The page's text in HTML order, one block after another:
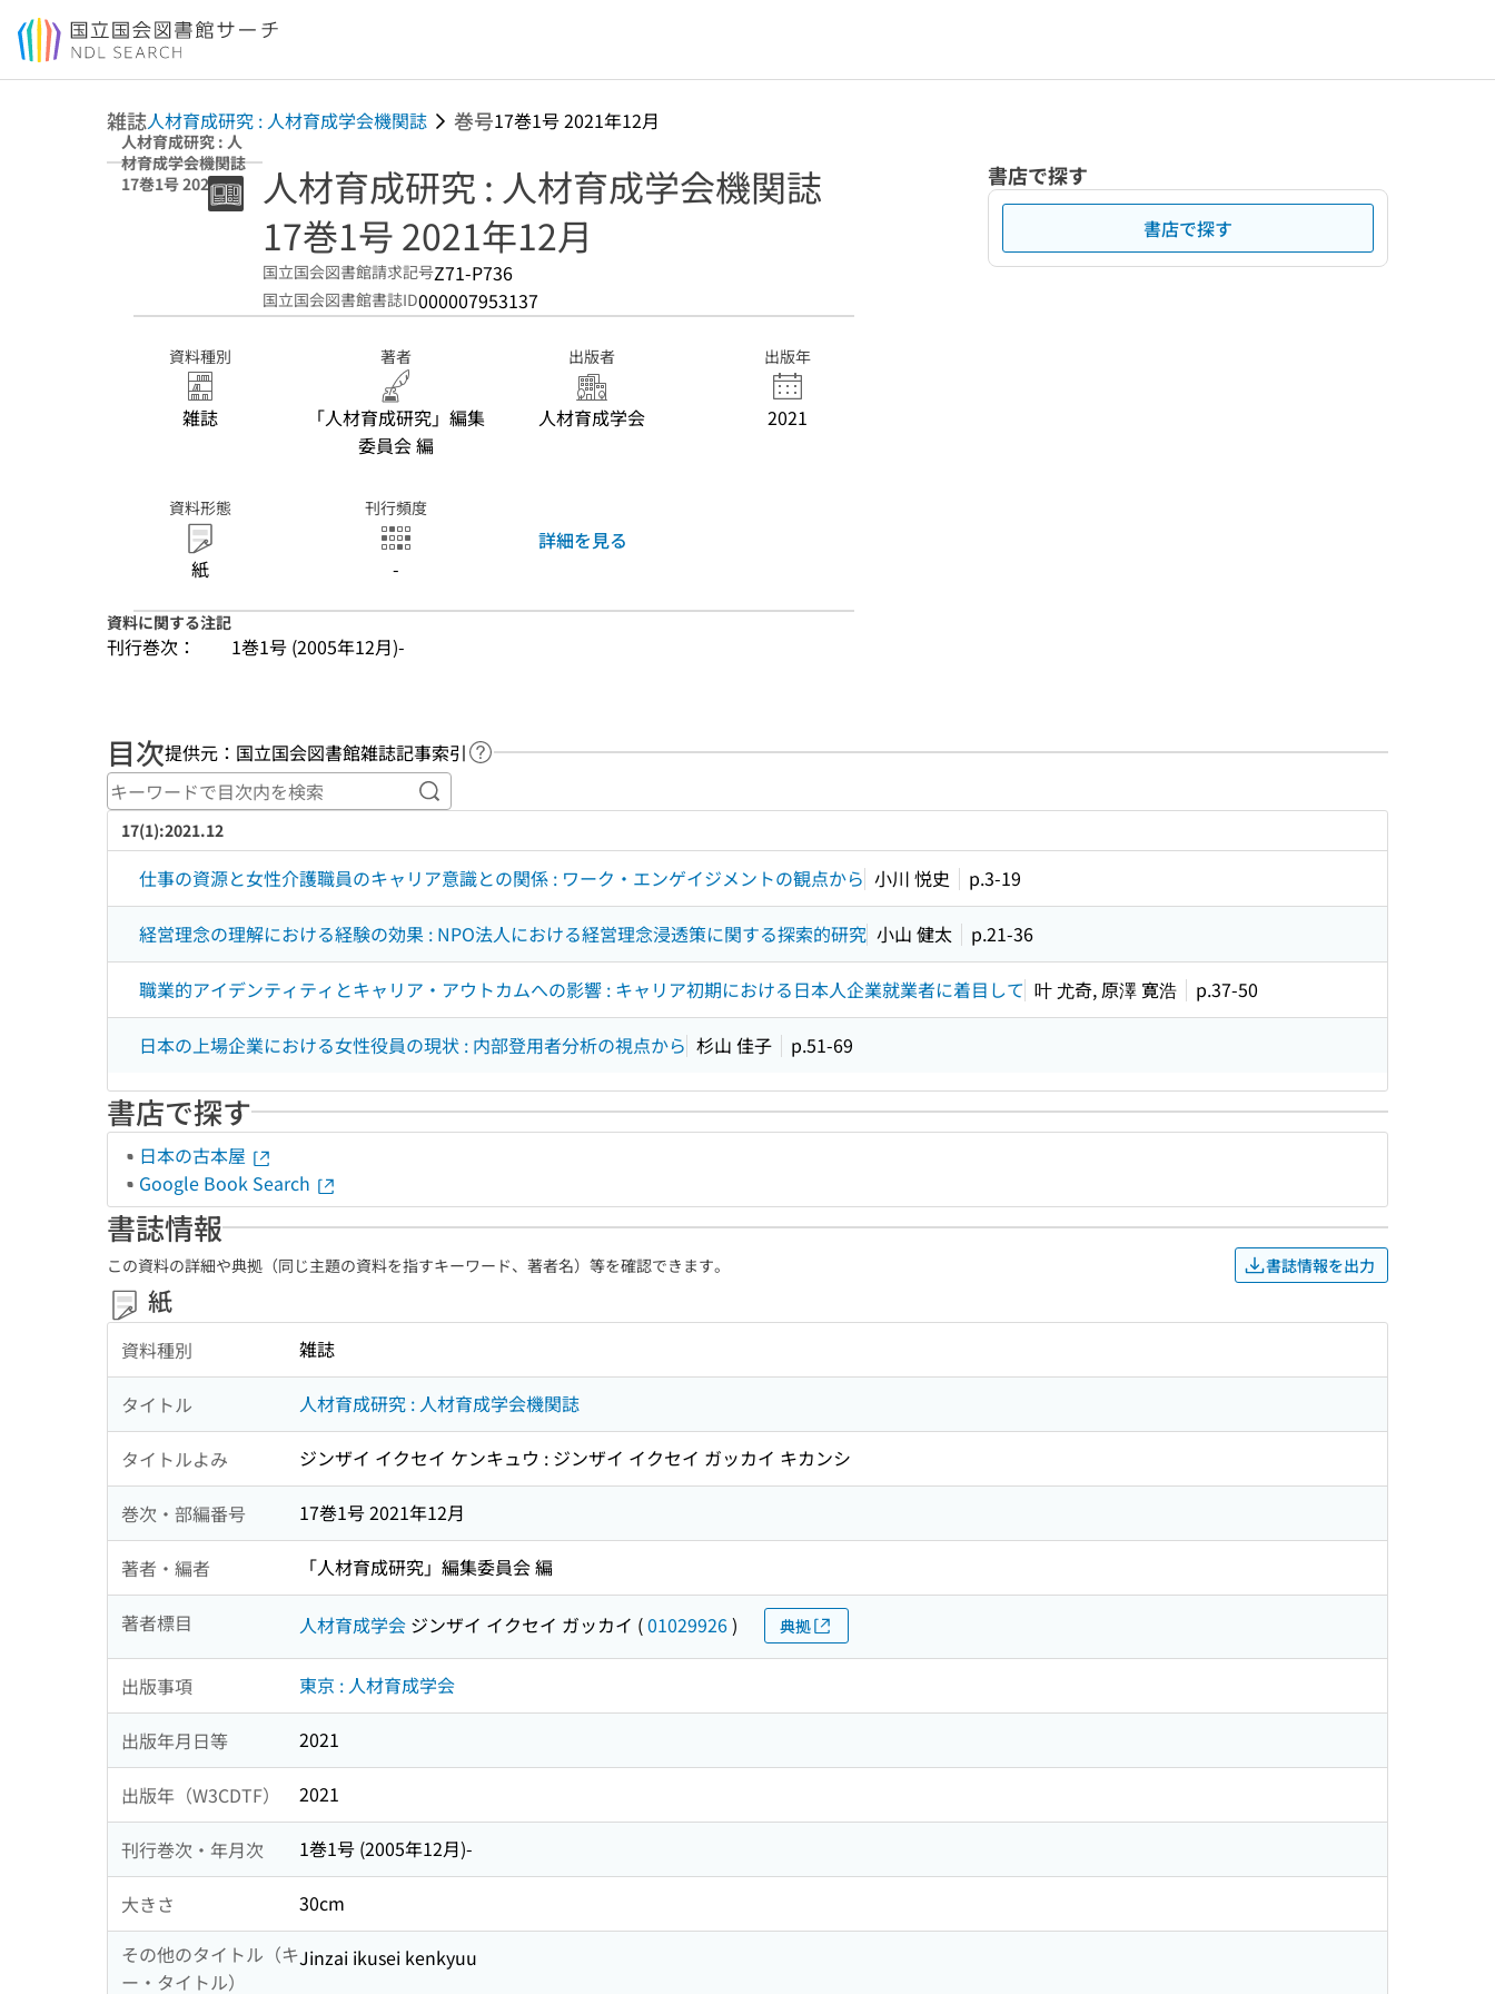
本文へ移動
雑誌人材育成研究 : 人材育成学会機関誌 巻号17巻1号 2021年12月
人材育成研究 : 人
材育成学会機関誌
17巻1号 2021年
人材育成研究 : 人材育成学会機関誌
17巻1号 2021年12月
国立国会図書館請求記号Z71-P736
国立国会図書館書誌ID000007953137
資料種別
雑誌
著者
「人材育成研究」編集
委員会 編
出版者
人材育成学会
出版年
2021
資料形態
紙
刊行頻度
-
詳細を見る
資料に関する注記
刊行巻次： 1巻1号 (2005年12月)-
書店で探す
書店で探す
目次提供元：国立国会図書館雑誌記事索引 ヘルプページへのリンク
キーワードで目次内を検索
17(1):2021.12
仕事の資源と女性介護職員のキャリア意識との関係 : ワーク・エンゲイジメントの観点から 小川 悦史 p.3-19
経営理念の理解における経験の効果 : NPO法人における経営理念浸透策に関する探索的研究 小山 健太 p.21-36
職業的アイデンティティとキャリア・アウトカムへの影響 : キャリア初期における日本人企業就業者に着目して 叶 尤奇, 原澤 寛浩 p.37-50
日本の上場企業における女性役員の現状 : 内部登用者分析の視点から 杉山 佳子 p.51-69
書店で探す
日本の古本屋
Google Book Search
書誌情報
この資料の詳細や典拠（同じ主題の資料を指すキーワード、著者名）等を確認できます。 書誌情報を出力
紙
資料種別 雑誌
タイトル 人材育成研究 : 人材育成学会機関誌
タイトルよみ ジンザイ イクセイ ケンキュウ : ジンザイ イクセイ ガッカイ キカンシ
巻次・部編番号 17巻1号 2021年12月
著者・編者 「人材育成研究」編集委員会 編
著者標目 人材育成学会 ジンザイ イクセイ ガッカイ (01029926) 典拠
出版事項 東京 : 人材育成学会
出版年月日等 2021
出版年（W3CDTF） 2021
刊行巻次・年月次 1巻1号 (2005年12月)-
大きさ
30cm
その他のタイトル（キ
ー・タイトル）
Jinzai ikusei kenkyuu